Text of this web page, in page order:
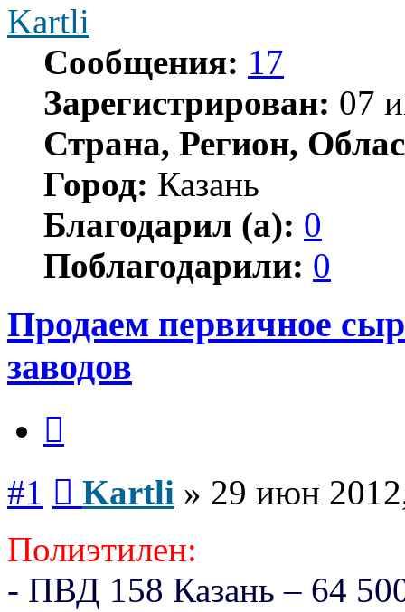
Kartli
Сообщения: 17
Зарегистрирован: 07
Страна, Регион,
Город: Казань
Благодарил (а): 0
Поблагодарили: 0
Продаем первичное
заводов
#1 Kartli » 29 июн
Полиэтилен:
- ПВД 158 Казань – 64